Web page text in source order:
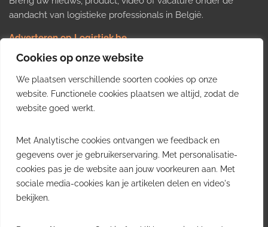
Cookies op onze website
We plaatsen verschillende soorten cookies op onze
website. Functionele cookies plaatsen we altijd, zodat de
website goed werkt.
Met Analytische cookies ontvangen we feedback en
gegevens over je gebruikerservaring. Met personalisatie-
cookies pas je de website aan jouw voorkeuren aan. Met
sociale media-cookies kan je artikelen delen en video's
bekijken.
aandacht van logistieke professionals in België.
Adverteren op Logistiek.be
Nieuws insturen
Uw video op Logistiek.TV
Job plaatsen
Gratis wekelijkse update
inzichten uit de Belgische logistieke sector in uw inbox.
Ontvang je gratis
wekelijkse update
Uitschrijven kan altijd.